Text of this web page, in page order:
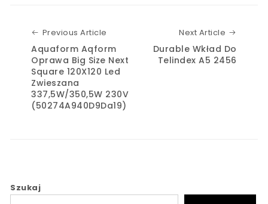
Previous Article
Aquaform Aqform
Oprawa Big Size Next
Square 120X120 Led
Zwieszana
337,5W/350,5W 230V
(50274A940D9Da19)
Next Article
Durable Wkład Do
Telindex A5 2456
Szukaj